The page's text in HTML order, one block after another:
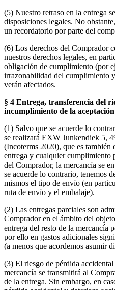
(5) Nuestro retraso en la entrega
disposiciones legales. No
un recordatorio por parte del
(6) Los derechos del Comprador
nuestros derechos legales, en
obligación de cumplimiento (por
irrazonabilidad del cumplimiento
verán afectados.
§ 4 Entrega, transferencia del
incumplimiento de la aceptación
(1) Salvo que se acuerde lo
se realizará EXW Junkendiek 5,
(Incoterms 2020), que es
entrega y cualquier cumplimiento
del Comprador, la mercancía se
se acuerde lo contrario, tenemos
mismos el tipo de envío (en
ruta de envío y el embalaje).
(2) Las entregas parciales son
Comprador en el ámbito del
entrega del resto de la mercancía
por ello en gastos adicionales
(a menos que acordemos asumir
(3) El riesgo de pérdida
mercancía se transmitirá al
de la entrega. Sin embargo, en